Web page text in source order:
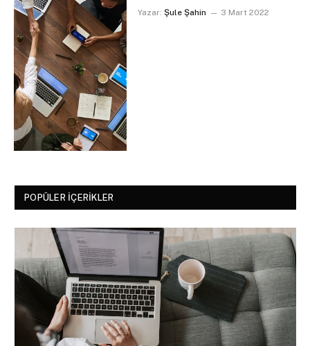
Yazar: Şule Şahin 3 Mart 2022
POPÜLER İÇERIKLER